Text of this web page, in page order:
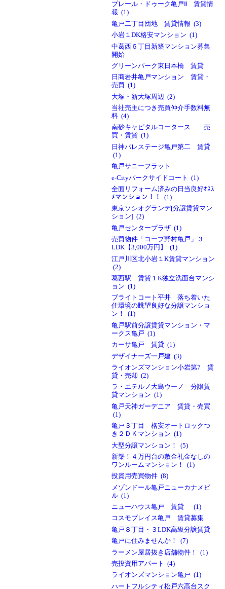
プレール・ドゥーク亀戸Ⅱ 賃貸情
報 (1)
亀戸二丁目団地 賃貸情報 (3)
小岩１DK格安マンション (1)
中葛西６丁目新築マンション募集
開始
グリーンパーク東日本橋 賃貸
日商岩井亀戸マンション 賃貸・
売買 (1)
大塚・新大塚周辺 (2)
当社売主につき売買仲介手数料無
料 (4)
南砂キャピタルコータース 売
買・賃貸 (1)
日神パレステージ亀戸第二 賃貸
(1)
亀戸サニーフラット
e-Cityパークサイドコート (1)
全面リフォーム済みの日当良好ｵｽｽ
ﾒマンション！！ (1)
東京ソシオグランデ[分譲賃貸マン
ション] (2)
亀戸センタープラザ (1)
売買物件「コープ野村亀戸」３
LDK【3,000万円】 (1)
江戸川区北小岩１K賃貸マンション
(2)
葛西駅 賃貸１K独立洗面台マンシ
ョン (1)
ブライトコート平井 落ち着いた
住環境の眺望良好な分譲マンショ
ン！ (1)
亀戸駅前分譲賃貸マンション・マ
ークス亀戸 (1)
カーサ亀戸 賃貸 (1)
デザイナーズ一戸建 (3)
ライオンズマンション小岩第7 賃
貸・売却 (2)
ラ・エテルノ大島ウーノ 分譲賃
貸マンション (1)
亀戸天神ガーデニア 賃貸・売買
(1)
亀戸３丁目 格安オートロックつ
き２ＤＫマンション (1)
大型分譲マンション！ (5)
新築！４万円台の敷金礼金なしの
ワンルームマンション！ (1)
投資用売買物件 (8)
メゾンドール亀戸ニューカナメビ
ル (1)
ニューハウス亀戸 賃貸 (1)
コスモプレイス亀戸 賃貸募集
亀戸８丁目・３LDK高級分譲賃貸
亀戸に住みませんか！ (7)
ラーメン屋居抜き店舗物件！ (1)
売投資用アパート (4)
ライオンズマンション亀戸 (1)
ハートフルシティ松戸六高台スク